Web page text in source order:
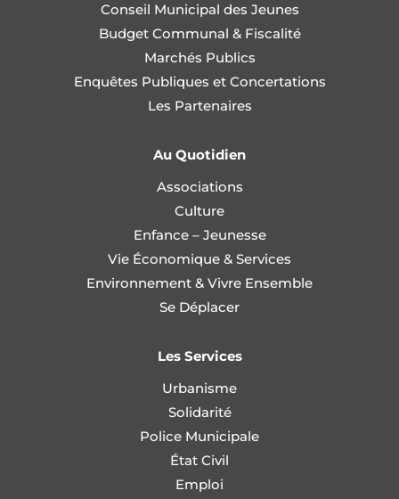
Conseil Municipal des Jeunes
Budget Communal & Fiscalité
Marchés Publics
Enquêtes Publiques et Concertations
Les Partenaires
Au Quotidien
Associations
Culture
Enfance – Jeunesse
Vie Économique & Services
Environnement & Vivre Ensemble
Se Déplacer
Les Services
Urbanisme
Solidarité
Police Municipale
État Civil
Emploi